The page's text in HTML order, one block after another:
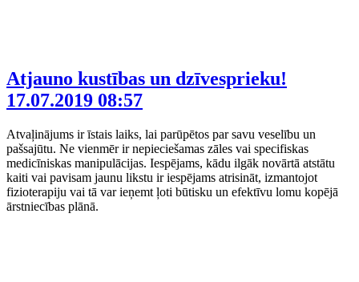
Atjauno kustības un dzīvesprieku!
17.07.2019 08:57
Atvaļinājums ir īstais laiks, lai parūpētos par savu veselību un
pašsajūtu. Ne vienmēr ir nepieciešamas zāles vai specifiskas
medicīniskas manipulācijas. Iespējams, kādu ilgāk novārtā atstātu
kaiti vai pavisam jaunu likstu ir iespējams atrisināt, izmantojot
fizioterapiju vai tā var ieņemt ļoti būtisku un efektīvu lomu kopējā
ārstniecības plānā.